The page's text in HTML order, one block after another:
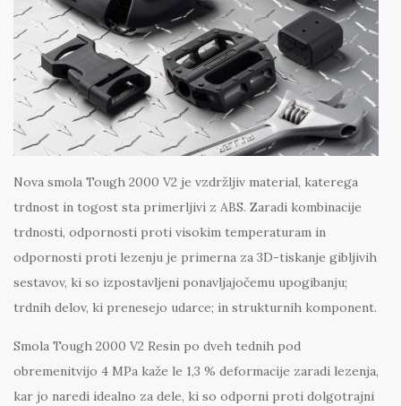
Nova smola Tough 2000 V2 je vzdržljiv material, katerega
trdnost in togost sta primerljivi z ABS. Zaradi kombinacije
trdnosti, odpornosti proti visokim temperaturam in
odpornosti proti lezenju je primerna za 3D-tiskanje gibljivih
sestavov, ki so izpostavljeni ponavljajočemu upogibanju;
trdnih delov, ki prenesejo udarce; in strukturnih komponent.
Smola Tough 2000 V2 Resin po dveh tednih pod
obremenitvijo 4 MPa kaže le 1,3 % deformacije zaradi lezenja,
kar jo naredi idealno za dele, ki so odporni proti dolgotrajni